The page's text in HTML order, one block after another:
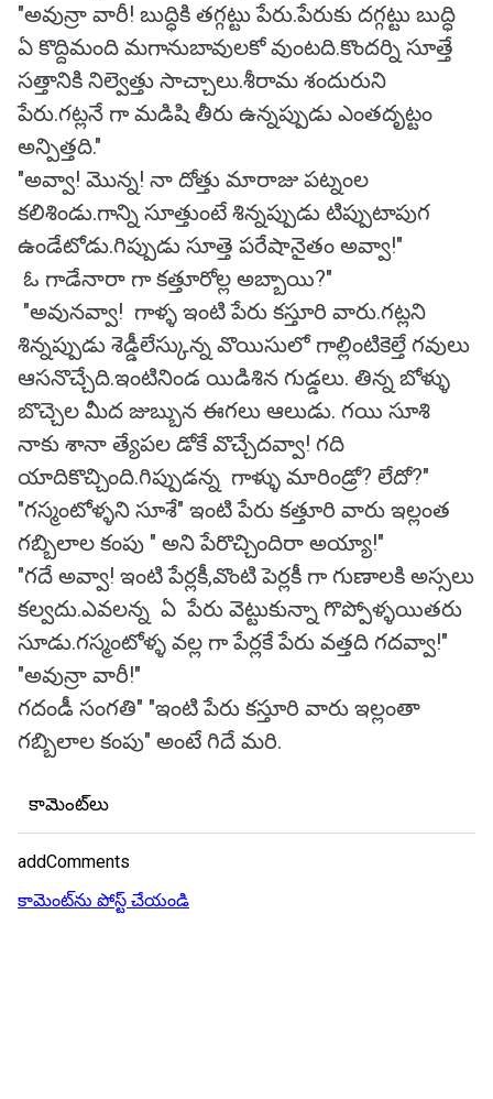
"అవున్రా వారీ! బుద్ధికి తగ్గట్టు పేరు.పేరుకు దగ్గట్టు బుద్ధి
ఏ కొద్దిమంది మగానుబావులకో వుంటది.కొందర్ని సూత్తే
సత్తానికి నిల్వెత్తు సాచ్చాలు.శీరామ శందురుని
పేరు.గట్లనే గా మడిషి తీరు ఉన్నప్పుడు ఎంతదృట్టం
అన్పిత్తది."
"అవ్వా! మొన్న! నా దోత్తు మారాజు పట్నంల
కలిశిండు.గాన్ని సూత్తుంటే శిన్నప్పుడు టిప్పుటాపుగ
ఉండేటోడు.గిప్పుడు సూత్తె పరేషానైతం అవ్వా!"
ఓ గాడేనారా గా కత్తూరోల్ల అబ్బాయి?"
"అవునవ్వా! గాళ్ళ ఇంటి పేరు కస్తూరి వారు.గట్లని
శిన్నప్పుడు శెడ్డీలేస్కున్న వొయిసులో గాల్లింటికెల్తే గవులు
ఆసనొచ్చేది.ఇంటినిండ యిడిశిన గుడ్డలు. తిన్న బోళ్ళు
బొచ్చెల మీద జుబ్బున ఈగలు ఆలుడు. గయి సూశి
నాకు శానా త్యేపల డోకే వొచ్చేదవ్వా! గది
యాదికొచ్చింది.గిప్పుడన్న గాళ్ళు మారిండ్రో? లేదో?"
"గస్మంటోళ్ళని సూశే" ఇంటి పేరు కత్తూరి వారు ఇల్లంత
గబ్బిలాల కంపు " అని పేరొచ్చిందిరా అయ్యా!"
"గదే అవ్వా! ఇంటి పేర్లకీ,వొంటి పెర్లకీ గా గుణాలకి అస్సలు
కల్వదు.ఎవలన్న ఏ పేరు వెట్టుకున్నా గొప్పోళ్ళయితరు
సూడు.గస్మంటోళ్ళ వల్ల గా పేర్లకే పేరు వత్తది గదవ్వా!"
"అవున్రా వారీ!"
గదండీ సంగతి" "ఇంటి పేరు కస్తూరి వారు ఇల్లంతా
గబ్బిలాల కంపు" అంటే గిదే మరి.
కామెంట్‌లు
addComments
కామెంట్‌ను పోస్ట్ చేయండి